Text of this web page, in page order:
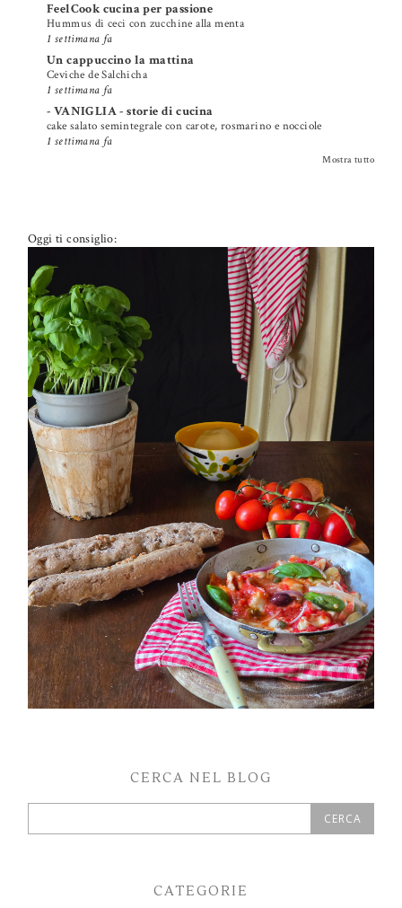
FeelCook cucina per passione
Hummus di ceci con zucchine alla menta
1 settimana fa
Un cappuccino la mattina
Ceviche de Salchicha
1 settimana fa
- VANIGLIA - storie di cucina
cake salato semintegrale con carote, rosmarino e nocciole
1 settimana fa
Mostra tutto
Oggi ti consiglio:
PETTI DI POLLO ALLA PIZZAIOLA
CERCA NEL BLOG
CATEGORIE